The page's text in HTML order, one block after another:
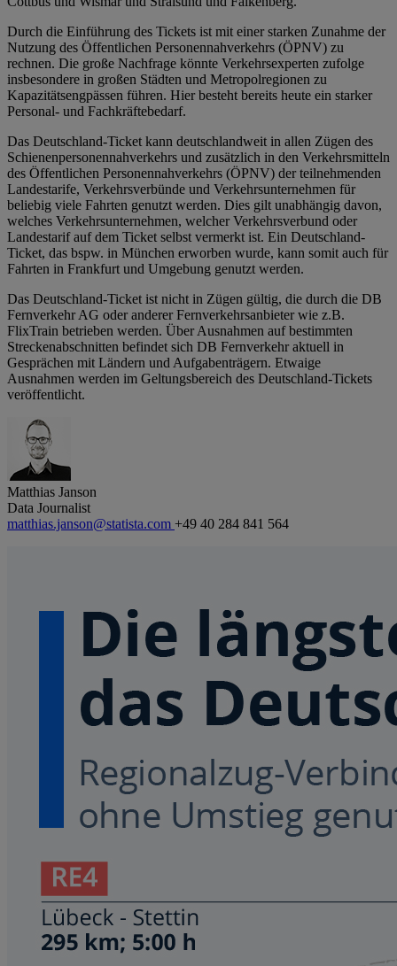
Durch die Einführung des Tickets ist mit einer starken Zunahme der
Nutzung des Öffentlichen Personennahverkehrs (ÖPNV) zu
rechnen. Die große Nachfrage könnte Verkehrsexperten zufolge
insbesondere in großen Städten und Metropolregionen zu
Kapazitätsengpässen führen. Hier besteht bereits heute ein starker
Personal- und Fachkräftebedarf.
Das Deutschland-Ticket kann deutschlandweit in allen Zügen des
Schienenpersonennahverkehrs und zusätzlich in den Verkehrsmitteln
des Öffentlichen Personennahverkehrs (ÖPNV) der teilnehmenden
Landestarife, Verkehrsverbünde und Verkehrsunternehmen für
beliebig viele Fahrten genutzt werden. Dies gilt unabhängig davon,
welches Verkehrsunternehmen, welcher Verkehrsverbund oder
Landestarif auf dem Ticket selbst vermerkt ist. Ein Deutschland-
Ticket, das bspw. in München erworben wurde, kann somit auch für
Fahrten in Frankfurt und Umgebung genutzt werden.
Das Deutschland-Ticket ist nicht in Zügen gültig, die durch die DB
Fernverkehr AG oder anderer Fernverkehrsanbieter wie z.B.
FlixTrain betrieben werden. Über Ausnahmen auf bestimmten
Streckenabschnitten befindet sich DB Fernverkehr aktuell in
Gesprächen mit Ländern und Aufgabenträgern. Etwaige
Ausnahmen werden im Geltungsbereich des Deutschland-Tickets
veröffentlicht.
Matthias Janson
Data Journalist
matthias.janson@statista.com +49 40 284 841 564